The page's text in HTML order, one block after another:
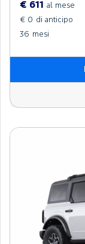
€ 611
al mese
€ 0 di anticipo
36 mesi